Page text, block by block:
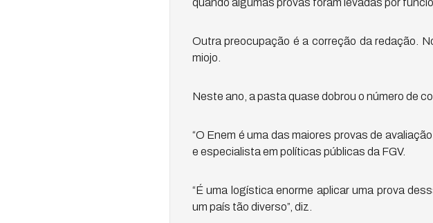
quando algumas provas foram levadas por
Outra preocupação é a correção da redação.
miojo.
Neste ano, a pasta quase dobrou o número de
“O Enem é uma das maiores provas de
e especialista em políticas públicas da FGV.
“É uma logística enorme aplicar uma prova
um país tão diverso”, diz.